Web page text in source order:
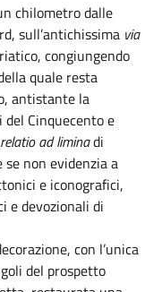
chilometro dalle
sull’antichissima via
congiungendo
quale resta
antistante la
del Cinquecento e
relatio ad liminadi
se non evidenzia a
e iconografici,
e devozionali di
con l’unica
del prospetto